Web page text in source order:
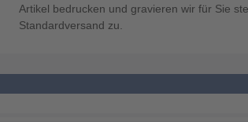
Artikel bedrucken und gravieren wir für Sie
Standardversand zu.